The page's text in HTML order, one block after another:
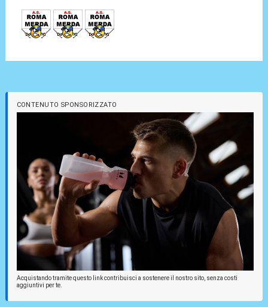
CONTENUTO SPONSORIZZATO
Acquistando tramite questo link contribuisci a sostenere il nostro sito, senza costi
aggiuntivi per te.